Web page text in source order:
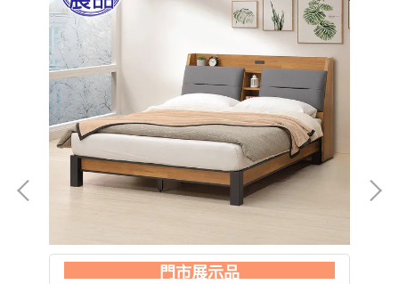
門市展示品